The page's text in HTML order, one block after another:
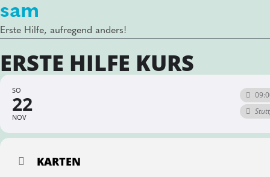
sam
Erste Hilfe, aufregend anders!
ERSTE HILFE KURS
SO
22
NOV
KARTEN